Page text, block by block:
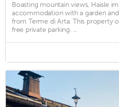
Boasting mountain views, Haisle
accommodation with a garden
from Terme di Arta. This property
free private parking. ...